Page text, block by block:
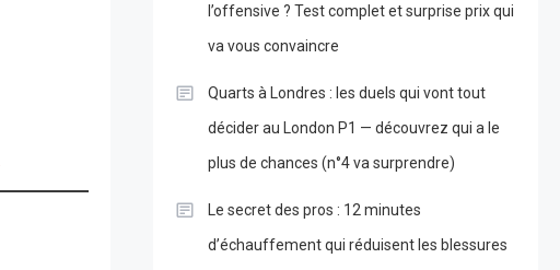
l’offensive ? Test complet et surprise prix qui
va vous convaincre
Quarts à Londres : les duels qui vont tout
décider au London P1 — découvrez qui a le
plus de chances (n°4 va surprendre)
Le secret des pros : 12 minutes
d’échauffement qui réduisent les blessures